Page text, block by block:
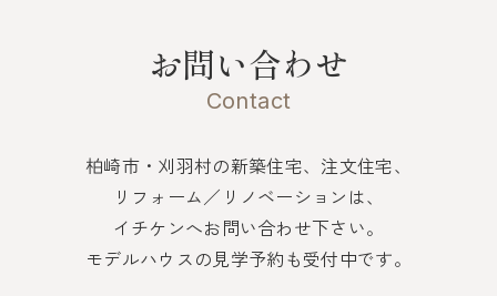
お問い合わせ
Contact
柏崎市・刈羽村の新築住宅、注文住宅、
リフォーム／リノベーションは、
イチケンへお問い合わせ下さい。
モデルハウスの見学予約も受付中です。